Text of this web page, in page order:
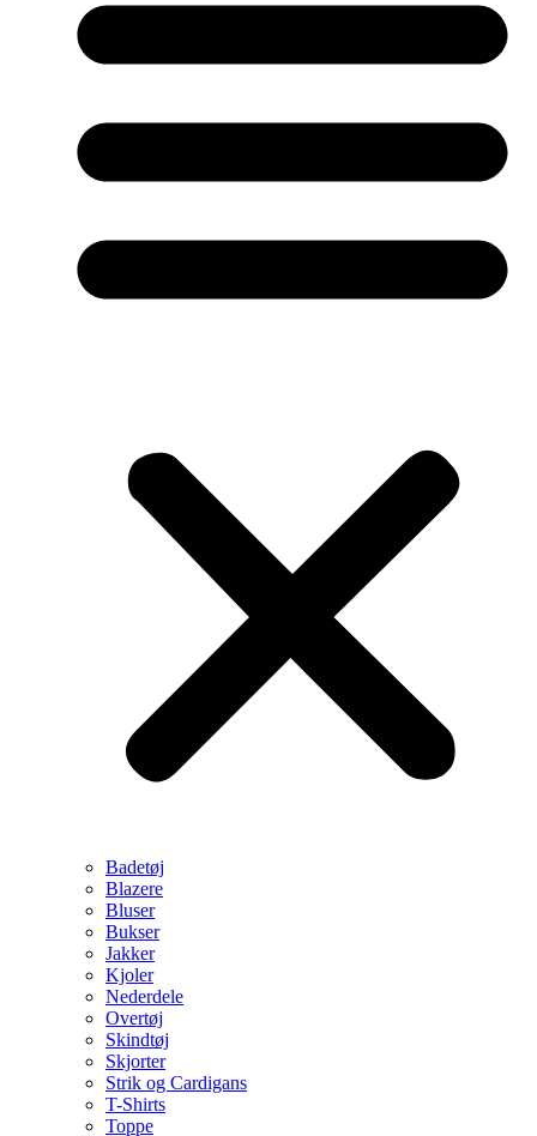
Badetøj
Blazere
Bluser
Bukser
Jakker
Kjoler
Nederdele
Overtøj
Skindtøj
Skjorter
Strik og Cardigans
T-Shirts
Toppe